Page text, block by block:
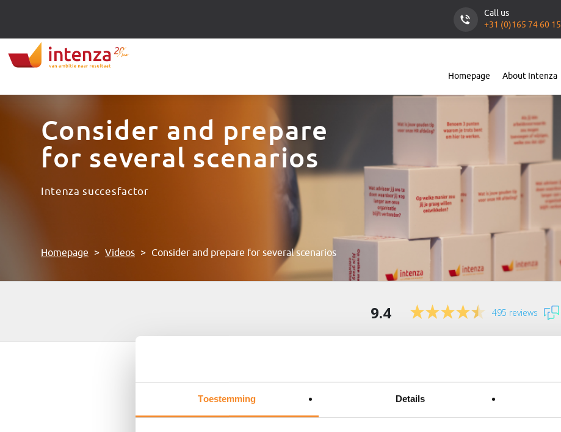
Toestemming Details
Call us
+31 (0)165 74 60 15
Homepage About Intenza
Homepage > Videos > Consider and prepare for several scenarios
Consider and prepare
for several scenarios
Intenza succesfactor
9.4 495 reviews
Consider and prepare for several scenarios